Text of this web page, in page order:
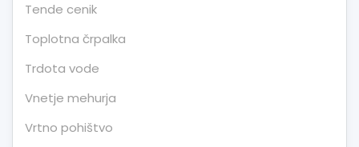
Tende cenik
Toplotna črpalka
Trdota vode
Vnetje mehurja
Vrtno pohištvo